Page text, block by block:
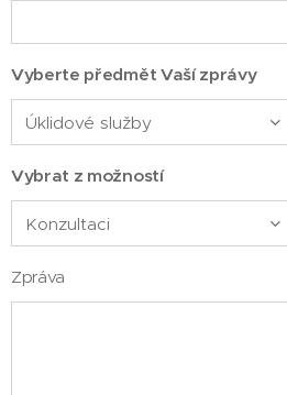
Vyberte předmět Vaší zprávy
Vybrat z možností
Zpráva